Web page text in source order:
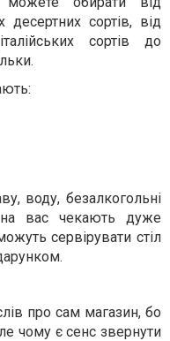
сортів, від
сортів до
воду, безалкогольні
вас чекають дуже
сервірувати стіл
про сам магазин, бо
чому є сенс звернути